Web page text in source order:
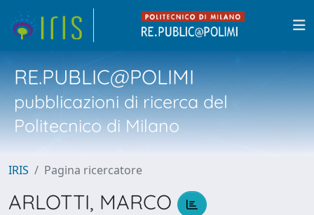
RE.PUBLIC@POLIMI
pubblicazioni di ricerca del
Politecnico di Milano
IRIS Pagina ricercatore
ARLOTTI, MARCO